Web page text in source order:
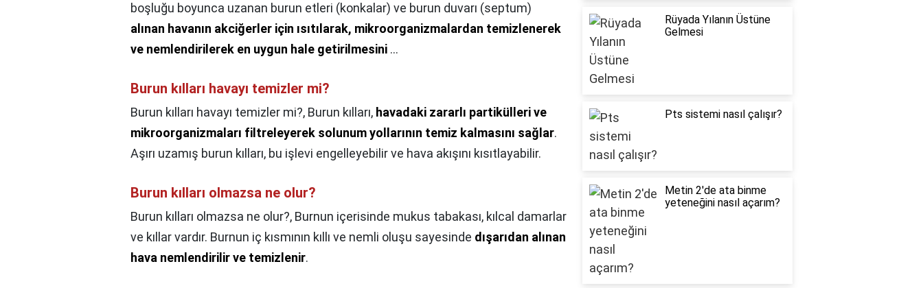
boşluğu boyunca uzanan burun etleri (konkalar) ve burun duvarı (septum)
alınan havanın akciğerler için ısıtılarak, mikroorganizmalardan temizlenerek
ve nemlendirilerek en uygun hale getirilmesini ...
Burun kılları havayı temizler mi?
Burun kılları havayı temizler mi?, Burun kılları, havadaki zararlı partikülleri ve
mikroorganizmaları filtreleyerek solunum yollarının temiz kalmasını sağlar.
Aşırı uzamış burun kılları, bu işlevi engelleyebilir ve hava akışını kısıtlayabilir.
Burun kılları olmazsa ne olur?
Burun kılları olmazsa ne olur?, Burnun içerisinde mukus tabakası, kılcal damarlar
ve kıllar vardır. Burnun iç kısmının kıllı ve nemli oluşu sayesinde dışarıdan alınan
hava nemlendirilir ve temizlenir.
Rüyada Yılanın Üstüne
Gelmesi
Pts sistemi nasıl çalışır?
Metin 2'de ata binme
yeteneğini nasıl açarım?